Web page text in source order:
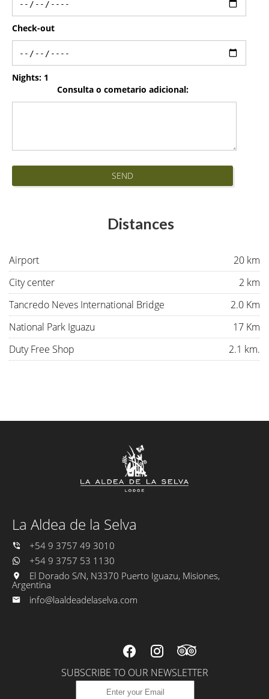
Check-out
Nights: 1
Consulta o cometario adicional:
SEND
Distances
Airport
20 km
City center
2 km
Tancredo Neves International Bridge
2.0 Km
National Park Iguazu
17 Km
Duty Free Shop
2.1 km.
La Aldea de la Selva
+54 9 3757 49 3010
+54 9 3757 53 1130
El Dorado S/N, N3370 Puerto Iguazu, Misiones,
Argentina
info@laaldeadelaselva.com
SUBSCRIBE TO OUR NEWSLETTER